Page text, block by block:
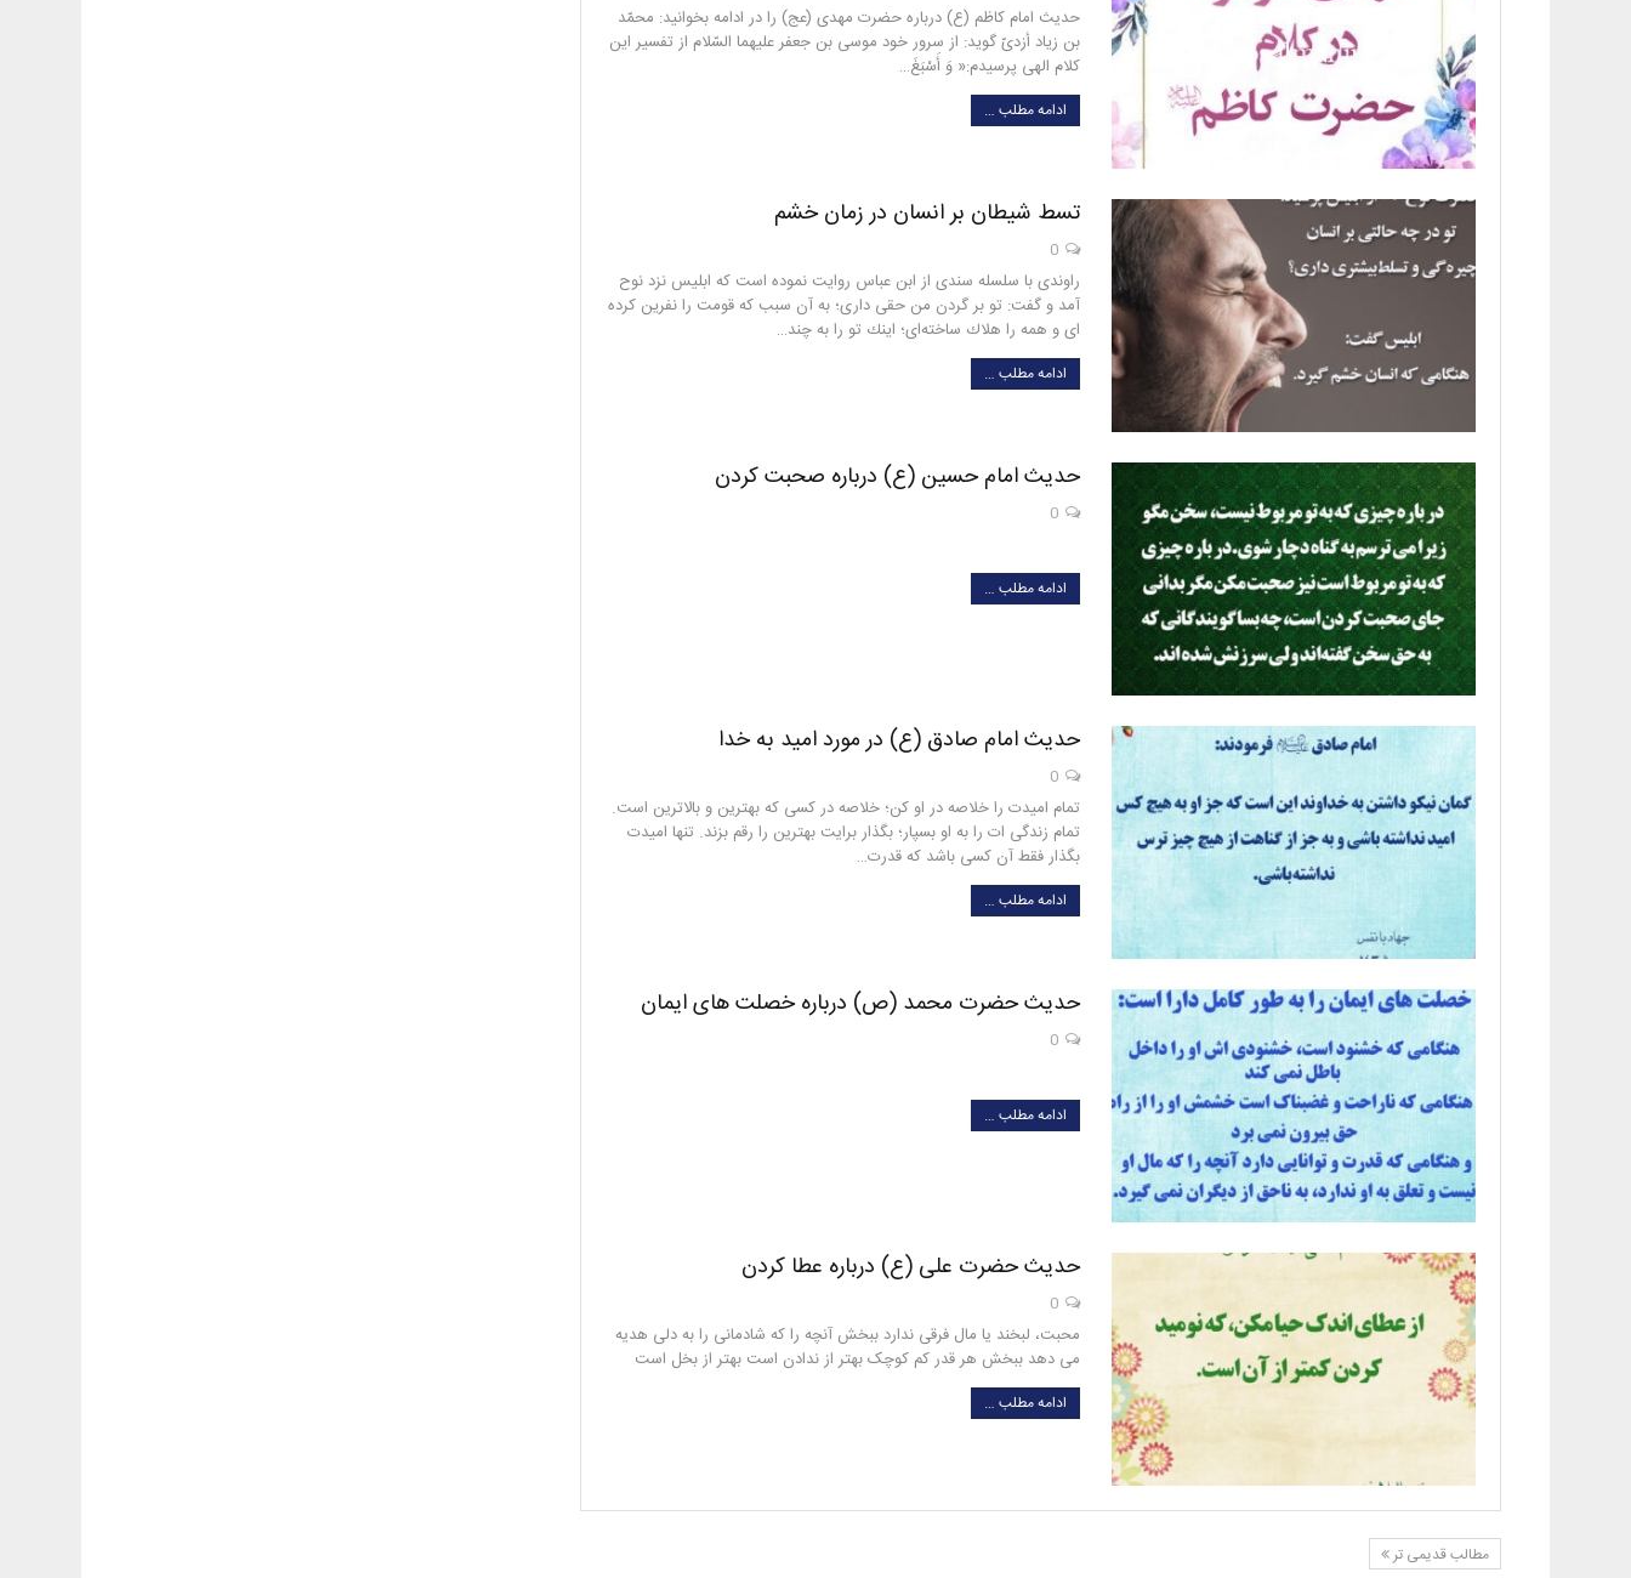
حدیث امام کاظم (ع) درباره حضرت مهدی (عج) را در ادامه بخوانید: محمّد
بن زياد أزدىّ‌ گويد: از سرور خود موسى بن جعفر عليهما السّلام از تفسير اين
كلام الهى پرسيدم:« وَ أَسْبَغَ‌…
ادامه مطلب …
تسط شیطان بر انسان در زمان خشم
راوندى با سلسله سندى از ابن عباس روايت نموده است كه ابليس نزد نوح
آمد و گفت: تو بر گردن من حقى دارى؛ به آن سبب كه قومت را نفرين كرده
اى و همه را هلاك ساخته‌اى؛ اينك تو را به چند…
ادامه مطلب …
حدیث امام حسین (ع) درباره صحبت کردن
ادامه مطلب …
حدیث امام صادق (ع) در مورد امید به خدا
تمام امیدت را خلاصه در او کن؛ خلاصه در کسی که بهترین و بالاترین است.
تمام زندگی ات را به او بسپار؛ بگذار برایت بهترین را رقم بزند. تنها امیدت
بگذار فقط آن کسی باشد که قدرت…
ادامه مطلب …
حدیث حضرت محمد (ص) درباره خصلت های ایمان
ادامه مطلب …
حدیث حضرت علی (ع) درباره عطا کردن
محبت، لبخند یا مال فرقی ندارد ببخش آنچه را که شادمانی را به دلی هدیه
می دهد ببخش هر قدر کم ‌کوچک بهتر از ندادن است بهتر از بخل است
ادامه مطلب …
مطالب قدیمی تر